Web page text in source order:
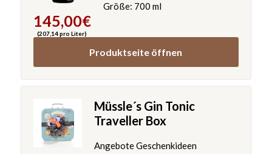
145,00€
(207,14 pro Liter)
Größe: 700 ml
Produktseite öffnen
Müssle´s Gin Tonic
Traveller Box
Angebote Geschenkideen